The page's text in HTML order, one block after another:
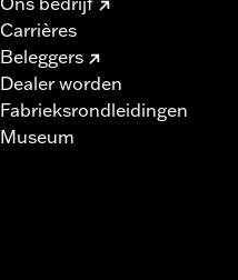
Carrières
Beleggers
Dealer worden
Fabrieksrondleidingen
Museum